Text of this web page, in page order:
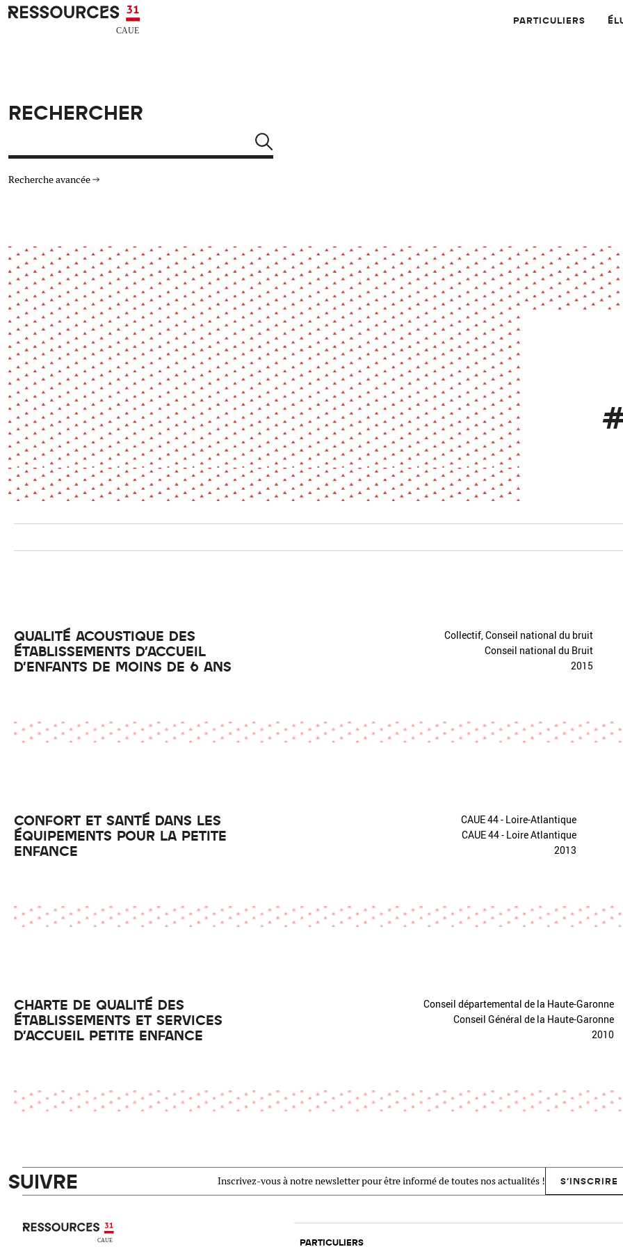
Aller au contenu principal
CAUE RESSOURCES 31 PARTICULIERS
RECHERCHER
Recherche avancée
Architecture
Arts Design
Énergie
Environnement
Habiter
Jeunes
Patrimoine
Paysage
Société
Transition écologique
Urbanisme
Actualité Animation Application Compte-rendu
Dossier
thématique
Expérience Exposition Fiche / Guide Livre Podcast
Revue Revue de presse Vidéo
La
QUALITÉ ACOUSTIQUE DES
ÉTABLISSEMENTS D'ACCUEIL
D'ENFANTS DE MOINS DE 6 ANS
Collectif, Conseil national du bruit
Conseil national du Bruit
2015
CONFORT ET SANTÉ DANS LES
ÉQUIPEMENTS POUR LA PETITE
ENFANCE
CAUE 44 - Loire-Atlantique
CAUE 44 - Loire Atlantique
2013
CHARTE DE QUALITÉ DES
ÉTABLISSEMENTS ET SERVICES
D'ACCUEIL PETITE ENFANCE
Conseil départemental de la Haute-Garonne
Conseil Général de la Haute-Garonne
2010
SUIVRE Inscrivez-vous à notre newsletter pour être informé de toutes nos actualités ! S'INSCRIRE
Ressources 31
PARTICULIERS